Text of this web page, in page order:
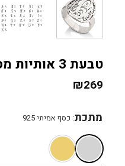
טבעת 3 אותיות מסולסלות
₪269
מתכת: כסף אמיתי 925